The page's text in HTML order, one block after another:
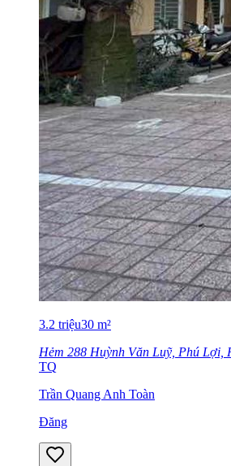
3.2 triệu30 m²
Hẻm 288 Huỳnh Văn Luỹ, Phú Lợi,
TQ
Trần Quang Anh Toàn
Đăng